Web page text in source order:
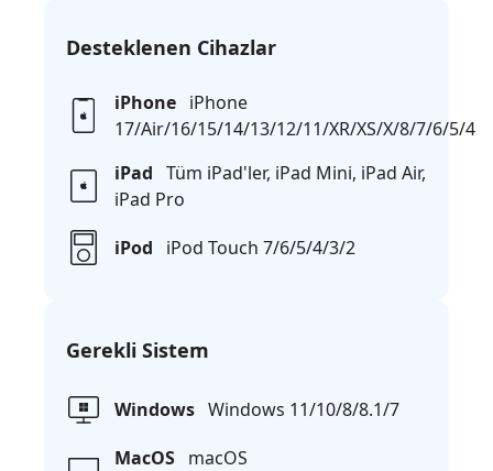
Desteklenen Cihazlar
iPhone iPhone
17/Air/16/15/14/13/12/11/XR/XS/X/8/7/6/5/4
iPad Tüm iPad'ler, iPad Mini, iPad Air,
iPad Pro
iPod
iPod Touch 7/6/5/4/3/2
Gerekli Sistem
Windows Windows 11/10/8/8.1/7
MacOS macOS